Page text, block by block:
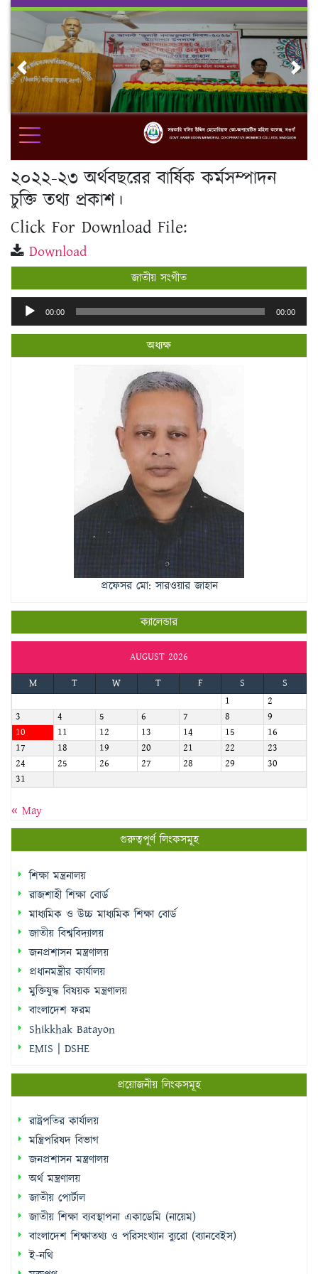
Skip
content
Previous
২০২২-২৩ অর্থবছরের বার্ষিক কর্মসম্পাদন
চুক্তি তথ্য প্রকাশ।
Click For Download File:
Download
জাতীয় সংগীত
Audio
Player
00:00 00:00
অধ্যক্ষ
প্রফেসর মো: সারওয়ার জাহান
ক্যালেন্ডার
AUGUST 2026
M
T W T F S
S
1
2
3
4 5 6 7 8
9
10
11 12 13 14 15
16
17
18 19 20 21 22
23
24
25 26 27 28 29
30
31
« May
গুরুত্বপূর্ণ লিংকসমূহ
শিক্ষা মন্ত্রনালয়
রাজশাহী শিক্ষা বোর্ড
মাধ্যমিক ও উচ্চ মাধ্যমিক শিক্ষা বোর্ড
জাতীয় বিশ্ববিদ্যালয়
জনপ্রশাসন মন্ত্রণালয়
প্রধানমন্ত্রীর কার্যালয়
মুক্তিযুদ্ধ বিষয়ক মন্ত্রণালয়
বাংলাদেশ ফরম
Shikkhak Batayon
EMIS | DSHE
প্রয়োজনীয় লিংকসমূহ
রাষ্ট্রপতির কার্যালয়
মন্ত্রিপরিষদ বিভাগ
জনপ্রশাসন মন্ত্রণালয়
অর্থ মন্ত্রণালয়
জাতীয় পোর্টাল
জাতীয় শিক্ষা ব্যবস্থাপনা একাডেমি (নায়েম)
বাংলাদেশ শিক্ষাতথ্য ও পরিসংখ্যান ব্যুরো (ব্যানবেইস)
ই-নথি